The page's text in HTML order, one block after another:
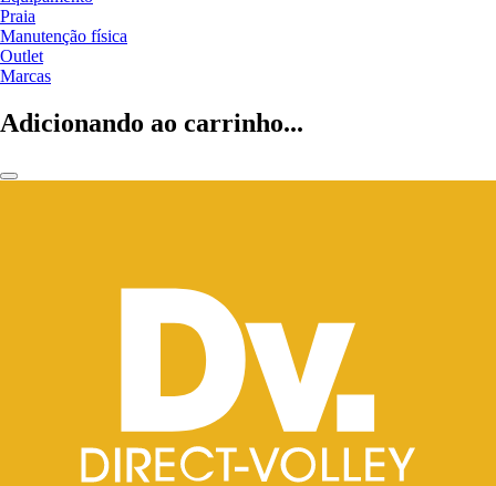
Praia
Manutenção física
Outlet
Marcas
Adicionando ao carrinho...